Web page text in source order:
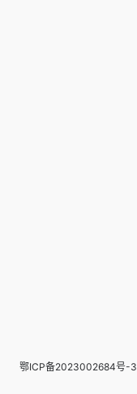
鄂ICP备2023002684号-3